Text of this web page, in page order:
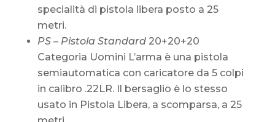
specialità di pistola libera posto a 25
metri.
PS – Pistola Standard20+20+20
Categoria Uomini L’arma è una pistola
semiautomatica con caricatore da 5 colpi
in calibro .22LR. Il bersaglio è lo stesso
usato in Pistola Libera, a scomparsa, a 25